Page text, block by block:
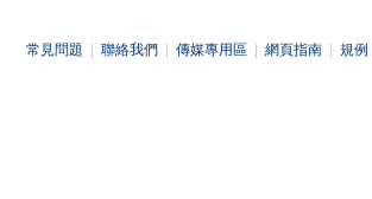
常見問題 聯絡我們 傳媒專用區 網頁指南 規例